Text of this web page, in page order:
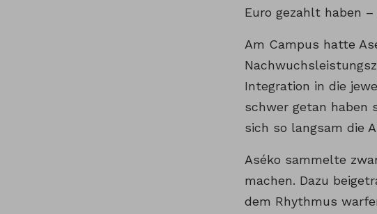
Euro gezahlt haben
Am Campus hatte
Integration in die
schwer getan haben
sich so langsam die
Aséko sammelte
machen. Dazu
dem Rhythmus